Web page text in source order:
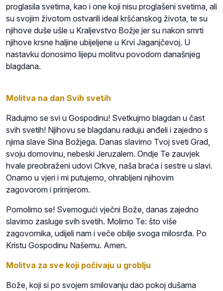
proglasila svetima, kao i one koji nisu proglašeni svetima, ali
su svojim životom ostvarili ideal kršćanskog života, te su
njihove duše ušle u Kraljevstvo Božje jer su nakon smrti
njihove krsne haljine ubijeljene u Krvi Jaganjčevoj. U
nastavku donosimo lijepu molitvu povodom današnjeg
blagdana.
Molitva na dan Svih svetih
Radujmo se svi u Gospodinu! Svetkujmo blagdan u čast
svih svetih! Njihovu se blagdanu raduju anđeli i zajedno s
njima slave Sina Božjega. Danas slavimo Tvoj sveti Grad,
svoju domovinu, nebeski Jeruzalem. Ondje Te zauvjek
hvale preobraženi udovi Crkve, naša braća i sestre u slavi.
Onamo u vjeri i mi putujemo, ohrabljeni njihovim
zagovorom i primjerom.
Pomolimo se! Svemogući vječni Bože, danas zajedno
slavimo zasluge svih svetih. Molimo Te: što više
zagovornika, udijeli nam i veče obilje svoga milosrđa. Po
Kristu Gospodinu Našemu. Amen.
Molitva za sve koji počivaju u groblju
Bože, koji si po svojem smilovanju dao pokoj dušama